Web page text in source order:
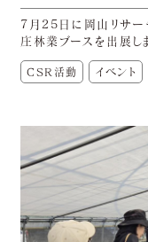
7月25日に岡山リサー
庄林業ブースを出展し
CSR活動 イベント